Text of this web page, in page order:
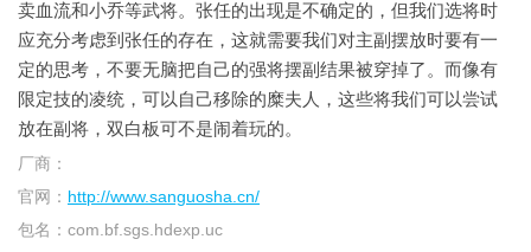
卖血流和小乔等武将。张任的出现是不确定的，但我们选将时
应充分考虑到张任的存在，这就需要我们对主副摆放时要有一
定的思考，不要无脑把自己的强将摆副结果被穿掉了。而像有
限定技的凌统，可以自己移除的糜夫人，这些将我们可以尝试
放在副将，双白板可不是闹着玩的。
厂商：
官网： http://www.sanguosha.cn/
包名： com.bf.sgs.hdexp.uc